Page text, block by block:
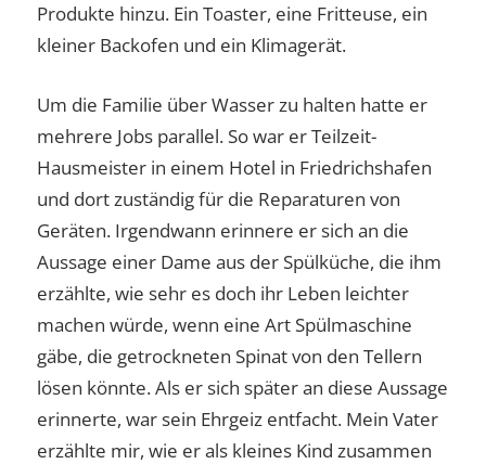
Produkte hinzu. Ein Toaster, eine Fritteuse, ein
kleiner Backofen und ein Klimagerät.
Um die Familie über Wasser zu halten hatte er
mehrere Jobs parallel. So war er Teilzeit-
Hausmeister in einem Hotel in Friedrichshafen
und dort zuständig für die Reparaturen von
Geräten. Irgendwann erinnere er sich an die
Aussage einer Dame aus der Spülküche, die ihm
erzählte, wie sehr es doch ihr Leben leichter
machen würde, wenn eine Art Spülmaschine
gäbe, die getrockneten Spinat von den Tellern
lösen könnte. Als er sich später an diese Aussage
erinnerte, war sein Ehrgeiz entfacht. Mein Vater
erzählte mir, wie er als kleines Kind zusammen